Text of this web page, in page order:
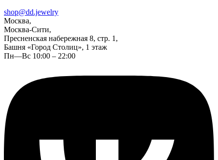
shop@dd.jewelry
Москва,
Москва-Сити,
Пресненская набережная 8, стр. 1,
Башня «Город Столиц», 1 этаж
Пн—Вс 10:00 – 22:00